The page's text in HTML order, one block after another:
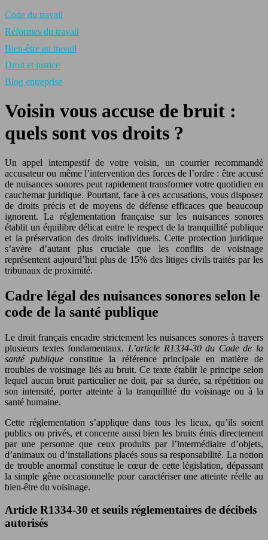
Code du travail
Réformes du travail
Bien-être au travail
Droit et justice
Blog entreprise
Voisin vous accuse de bruit :
quels sont vos droits ?
Un appel intempestif de votre voisin, un courrier recommandé
accusateur ou même l’intervention des forces de l’ordre : être accusé
de nuisances sonores peut rapidement transformer votre quotidien en
cauchemar juridique. Pourtant, face à ces accusations, vous disposez
de droits précis et de moyens de défense efficaces que beaucoup
ignorent. La réglementation française sur les nuisances sonores
établit un équilibre délicat entre le respect de la tranquillité publique
et la préservation des droits individuels. Cette protection juridique
s’avère d’autant plus cruciale que les conflits de voisinage
représentent aujourd’hui plus de 15% des litiges civils traités par les
tribunaux de proximité.
Cadre légal des nuisances sonores selon le
code de la santé publique
Le droit français encadre strictement les nuisances sonores à travers
plusieurs textes fondamentaux. L’article R1334-30 du Code de la
santé publiqueconstitue la référence principale en matière de
troubles de voisinage liés au bruit. Ce texte établit le principe selon
lequel aucun bruit particulier ne doit, par sa durée, sa répétition ou
son intensité, porter atteinte à la tranquillité du voisinage ou à la
santé humaine.
Cette réglementation s’applique dans tous les lieux, qu’ils soient
publics ou privés, et concerne aussi bien les bruits émis directement
par une personne que ceux produits par l’intermédiaire d’objets,
d’animaux ou d’installations placés sous sa responsabilité. La notion
de trouble anormal constitue le cœur de cette législation, dépassant
la simple gêne occasionnelle pour caractériser une atteinte réelle au
bien-être du voisinage.
Article R1334-30 et seuils réglementaires de décibels
autorisés